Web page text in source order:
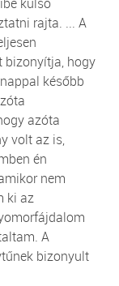
rajta. ... A
bizonyítja, hogy
később
azóta
volt az is,
én
nem
ki az
A
bizonyult